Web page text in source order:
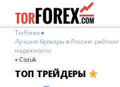
TorForex»
Лучшие брокеры в России: рейтинг
надежности
»Cozuk
ТОП ТРЕЙДЕРЫ